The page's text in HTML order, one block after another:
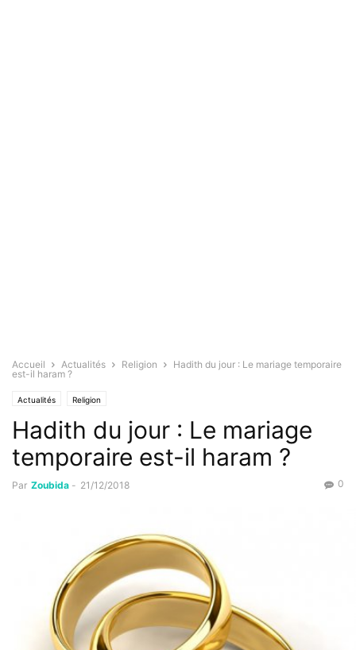
Accueil Actualités Religion
Hadith du jour : Le mariage temporaire
est-il haram ?
Actualités Religion
Hadith du jour : Le mariage
temporaire est-il haram ?
Par Zoubida - 21/12/2018 0